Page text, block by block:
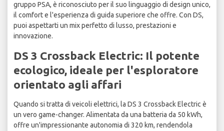
gruppo PSA, è riconosciuto per il suo linguaggio di design unico,
il comfort e l'esperienza di guida superiore che offre. Con DS,
puoi aspettarti un mix perfetto di lusso, prestazioni e
innovazione.
DS 3 Crossback Electric: Il potente
ecologico, ideale per l'esploratore
orientato agli affari
Quando si tratta di veicoli elettrici, la DS 3 Crossback Electric è
un vero game-changer. Alimentata da una batteria da 50 kWh,
offre un'impressionante autonomia di 320 km, rendendola